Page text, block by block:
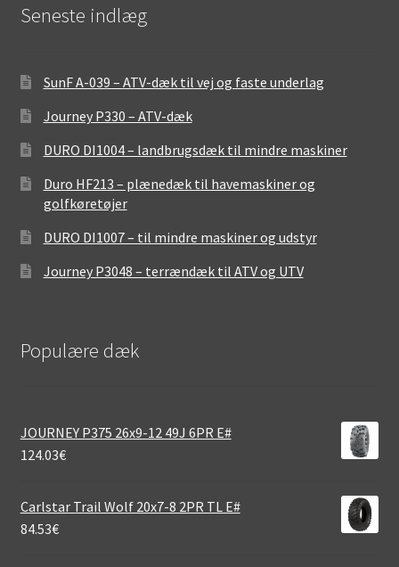
Seneste indlæg
SunF A-039 – ATV-dæk til vej og faste underlag
Journey P330 – ATV-dæk
DURO DI1004 – landbrugsdæk til mindre maskiner
Duro HF213 – plænedæk til havemaskiner og
golfkøretøjer
DURO DI1007 – til mindre maskiner og udstyr
Journey P3048 – terrændæk til ATV og UTV
Populære dæk
JOURNEY P375 26x9-12 49J 6PR E#
124.03€
Carlstar Trail Wolf 20x7-8 2PR TL E#
84.53€